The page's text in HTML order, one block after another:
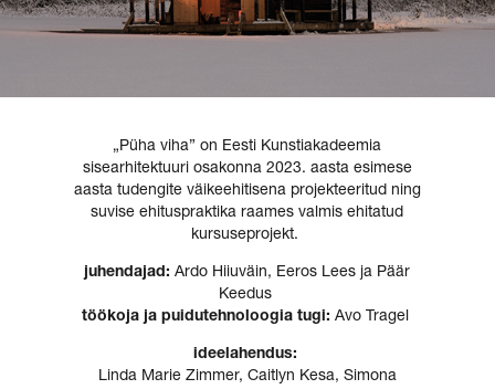
„Püha viha” on Eesti Kunstiakadeemia
sisearhitektuuri osakonna 2023. aasta esimese
aasta tudengite väikeehitisena projekteeritud ning
suvise ehituspraktika raames valmis ehitatud
kursuseprojekt.
juhendajad:Ardo Hiiuväin, Eeros Lees ja Päär
Keedus
töökoja ja puidutehnoloogia tugi: Avo Tragel
ideelahendus:
Linda Marie Zimmer, Caitlyn Kesa, Simona